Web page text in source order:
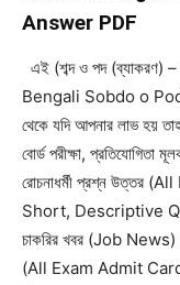
Answer PDF
এই (শব্দ ও পদ (ব্যাকরণ)
Bengali Sobdo o
থেকে যদি আপনার লাভ হয়
বোর্ড পরীক্ষা, প্রতিযোগিতা
রোচনাধর্মী প্রশ্ন
Short, Descriptive
চাকরির খবর (Job News)
(All Exam Admit